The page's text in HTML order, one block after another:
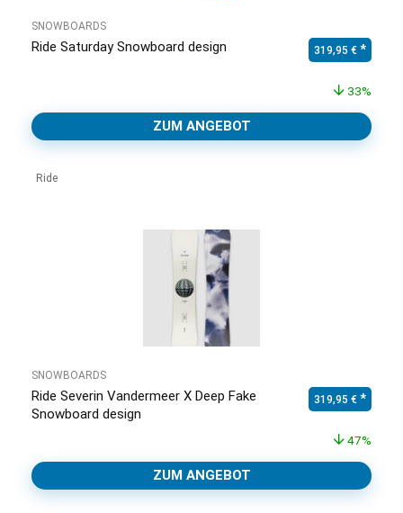
SNOWBOARDS
Ride Saturday Snowboard design Ursprünglicher
319,95 €
33%
ZUM ANGEBOT
Ride
SNOWBOARDS
Ride Severin Vandermeer X Deep Fake
Snowboard design
Ursprünglicher
319,95 €
47%
ZUM ANGEBOT